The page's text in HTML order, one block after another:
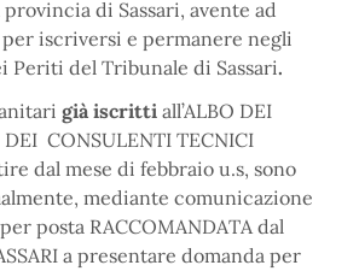
di Sassari, avente ad
iscriversi e permanere negli
Periti del Tribunale di Sassari.
già iscritti all’ALBO DEI
DEI CONSULENTI TECNICI
dal mese di febbraio u.s, sono
mediante comunicazione
posta RACCOMANDATA dal
a presentare domanda per